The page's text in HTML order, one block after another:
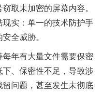
取未加密的屏幕内容。
实：单一的技术防护手
全威胁。
每年有大量文件需要保密
下、保密性不足，导致涉
问题，甚至发生未彻底